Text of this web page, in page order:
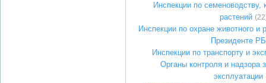
Инспекции по семеноводству,
растений
Инспекции по охране животного и
Президенте РБ
Инспекции по транспорту и
Органы контроля и надзора
эксплуатации